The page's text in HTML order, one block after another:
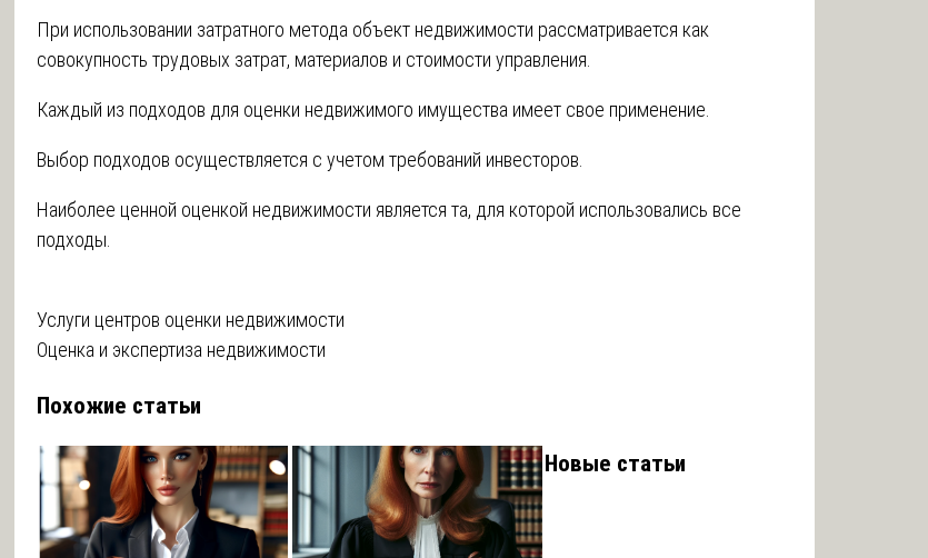
При использовании затратного метода объект недвижимости рассматривается как
совокупность трудовых затрат, материалов и стоимости управления.
Каждый из подходов для оценки недвижимого имущества имеет свое применение.
Выбор подходов осуществляется с учетом требований инвесторов.
Наиболее ценной оценкой недвижимости является та, для которой использовались все
подходы.
Навигация
по
записям
Услуги центров оценки недвижимости
Оценка и экспертиза недвижимости
Похожие статьи
Новые статьи